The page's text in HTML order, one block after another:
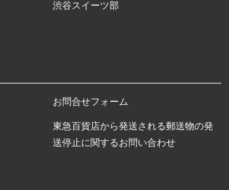
渋谷スイーツ部
お問合せフォーム
東急百貨店から発送される郵送物の発
送停止に関するお問い合わせ